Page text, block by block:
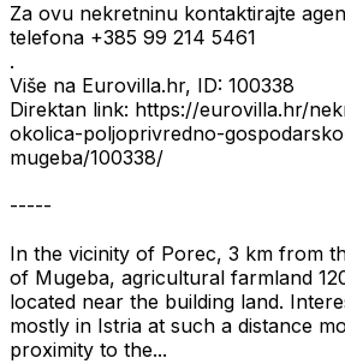
Za ovu nekretninu kontaktirajte
telefona +385 99 214 5461
.
Više na Eurovilla.hr, ID: 100338
Direktan link: https://eurovilla.hr/
okolica-poljoprivredno-
mugeba/100338/
-----
In the vicinity of Porec, 3 km from
of Mugeba, agricultural farmland
located near the building land.
mostly in Istria at such a distance
proximity to the...